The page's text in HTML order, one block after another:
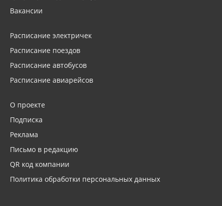
Вакансии
Расписание электричек
Расписание поездов
Расписание автобусов
Расписание авиарейсов
О проекте
Подписка
Реклама
Письмо в редакцию
QR код компании
Политика обработки персональных данных